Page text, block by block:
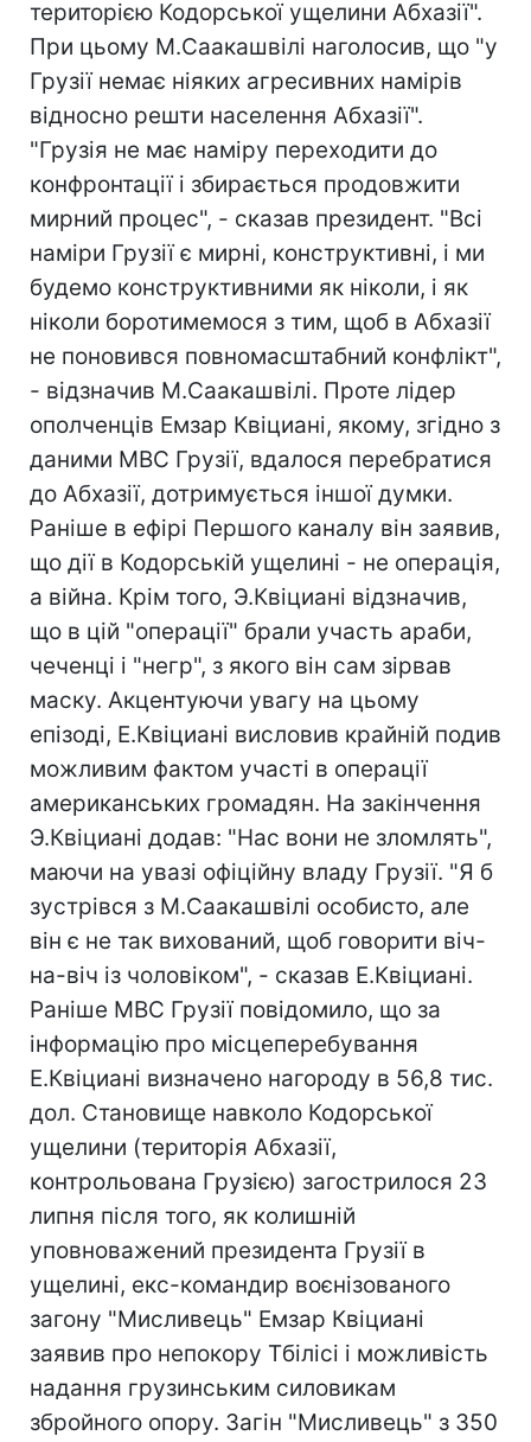
територією Кодорської ущелини Абхазії".
При цьому М.Саакашвілі наголосив, що "у
Грузії немає ніяких агресивних намірів
відносно решти населення Абхазії".
"Грузія не має наміру переходити до
конфронтації і збирається продовжити
мирний процес", - сказав президент. "Всі
наміри Грузії є мирні, конструктивні, і ми
будемо конструктивними як ніколи, і як
ніколи боротимемося з тим, щоб в Абхазії
не поновився повномасштабний конфлікт",
- відзначив М.Саакашвілі. Проте лідер
ополченців Емзар Квіциані, якому, згідно з
даними МВС Грузії, вдалося перебратися
до Абхазії, дотримується іншої думки.
Раніше в ефірі Першого каналу він заявив,
що дії в Кодорській ущелині - не операція,
а війна. Крім того, Э.Квіциані відзначив,
що в цій "операції" брали участь араби,
чеченці і "негр", з якого він сам зірвав
маску. Акцентуючи увагу на цьому
епізоді, Е.Квіциані висловив крайній подив
можливим фактом участі в операції
американських громадян. На закінчення
Э.Квіциані додав: "Нас вони не зломлять",
маючи на увазі офіційну владу Грузії. "Я б
зустрівся з М.Саакашвілі особисто, але
він є не так вихований, щоб говорити віч-
на-віч із чоловіком", - сказав Е.Квіциані.
Раніше МВС Грузії повідомило, що за
інформацію про місцеперебування
Е.Квіциані визначено нагороду в 56,8 тис.
дол. Становище навколо Кодорської
ущелини (територія Абхазії,
контрольована Грузією) загострилося 23
липня після того, як колишній
уповноважений президента Грузії в
ущелині, екс-командир воєнізованого
загону "Мисливець" Емзар Квіциані
заявив про непокору Тбілісі і можливість
надання грузинським силовикам
збройного опору. Загін "Мисливець" з 350